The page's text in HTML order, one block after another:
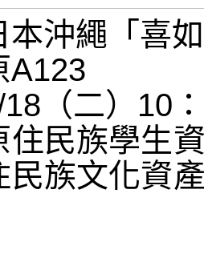
本沖繩「喜
A123
（二）10
住民族學生
民族文化資